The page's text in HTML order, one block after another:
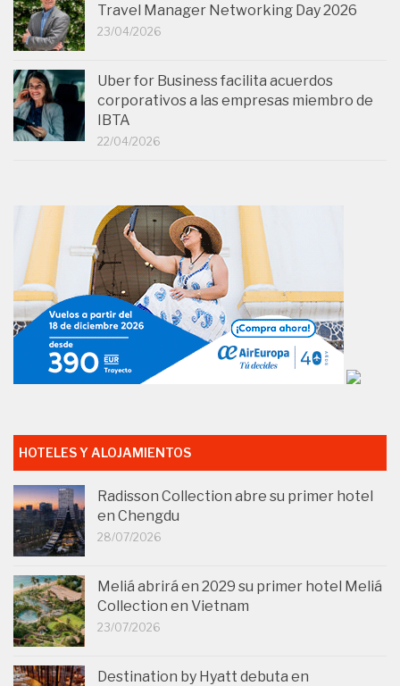
Travel Manager Networking Day 2026
23/04/2026
Uber for Business facilita acuerdos
corporativos a las empresas miembro de
IBTA
22/04/2026
HOTELES Y ALOJAMIENTOS
Radisson Collection abre su primer hotel
en Chengdu
28/07/2026
Meliá abrirá en 2029 su primer hotel Meliá
Collection en Vietnam
23/07/2026
Destination by Hyatt debuta en